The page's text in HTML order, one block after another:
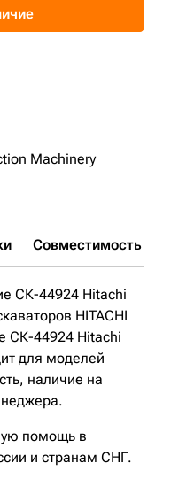
Machinery
Совместимость
СК-44924 Hitachi
HITACHI
СК-44924 Hitachi
для моделей
наличие на
помощь в
и странам СНГ.